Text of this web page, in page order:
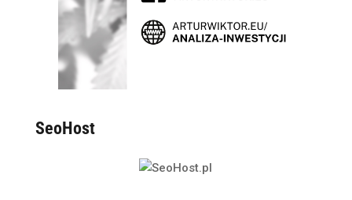
SeoHost